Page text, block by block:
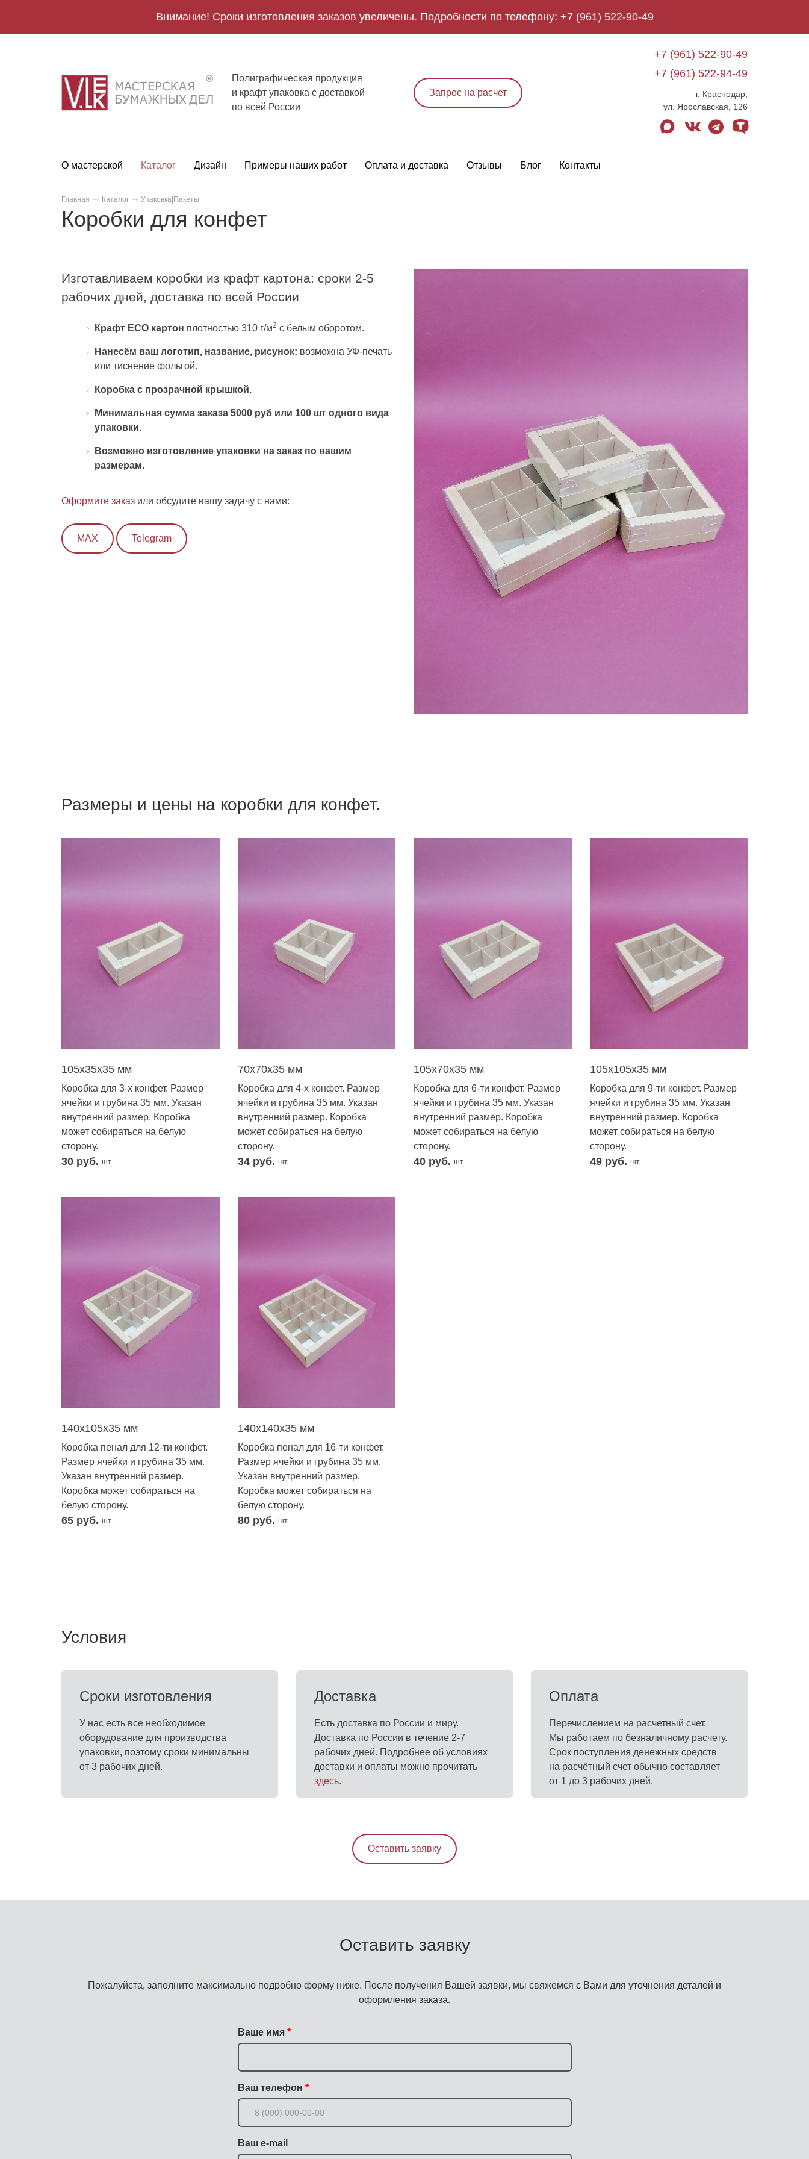
Внимание! Сроки изготовления заказов увеличены. Подробности по телефону: +7 (961) 522-90-49
V.Lek
logo
Полиграфическая продукция
и крафт упаковка с доставкой
по всей России
Запрос на расчет
+7 (961) 522-90-49
+7 (961) 522-94-49
г. Краснодар,
ул. Ярославская, 126
max vk telegramtenchat
О мастерской Каталог Дизайн Примеры наших работ Оплата и доставка Отзывы Блог Контакты
Главная Каталог Упаковка|Пакеты
Коробки для конфет
Изготавливаем коробки из крафт картона: сроки 2-5
рабочих дней, доставка по всей России
Крафт ECO картон плотностью 310 г/м2 с белым оборотом.
Нанесём ваш логотип, название, рисунок: возможна УФ-печать
или тиснение фольгой.
Коробка с прозрачной крышкой.
Минимальная сумма заказа 5000 руб или 100 шт одного вида
упаковки.
Возможно изготовление упаковки на заказ по вашим
размерам.
Оформите заказ или обсудите вашу задачу с нами:
МАХ Telegram
Размеры и цены на коробки для конфет.
105х35х35 мм
Коробка для 3-х конфет. Размер
ячейки и грубина 35 мм. Указан
внутренний размер. Коробка
может собираться на белую
сторону.
30 руб. шт
70х70х35 мм
Коробка для 4-х конфет. Размер
ячейки и грубина 35 мм. Указан
внутренний размер. Коробка
может собираться на белую
сторону.
34руб. шт
105х70х35 мм
Коробка для 6-ти конфет. Размер
ячейки и грубина 35 мм. Указан
внутренний размер. Коробка
может собираться на белую
сторону.
40 руб. шт
105х105х35 мм
Коробка для 9-ти конфет. Размер
ячейки и грубина 35 мм. Указан
внутренний размер. Коробка
может собираться на белую
сторону.
49руб. шт
140х105х35 мм
Коробка пенал для 12-ти конфет.
Размер ячейки и грубина 35 мм.
Указан внутренний размер.
Коробка может собираться на
белую сторону.
65 руб. шт
140х140х35 мм
Коробка пенал для 16-ти конфет.
Размер ячейки и грубина 35 мм.
Указан внутренний размер.
Коробка может собираться на
белую сторону.
80руб. шт
Условия
Сроки изготовления
У нас есть все необходимое
оборудование для производства
упаковки, поэтому сроки минимальны
от 3 рабочих дней.
Доставка
Есть доставка по России и миру.
Доставка по России в течение 2-7
рабочих дней. Подробнее об условиях
доставки и оплаты можно прочитать
здесь.
Оплата
Перечислением на расчетный счет.
Мы работаем по безналичному расчету.
Срок поступления денежных средств
на расчётный счет обычно составляет
от 1 до 3 рабочих дней.
Оставить заявку
Оставить заявку
Пожалуйста, заполните максимально подробно форму ниже. После получения Вашей заявки, мы свяжемся с Вами для уточнения деталей и
оформления заказа.
Ваше имя
Ваш телефон
Ваш e-mail